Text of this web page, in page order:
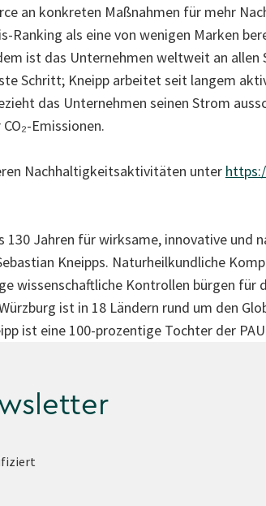
an konkreten Maßnahmen für mehr
Ranking als eine von wenigen Marken
ist das Unternehmen weltweit an
Schritt; Kneipp arbeitet seit langem
das Unternehmen seinen Strom
Emissionen.
Nachhaltigkeitsaktivitäten unter
Jahren für wirksame, innovative und
Kneipps. Naturheilkundliche
wissenschaftliche Kontrollen bürgen für
ist in 18 Ländern rund um den
ist eine 100-prozentige Tochter der